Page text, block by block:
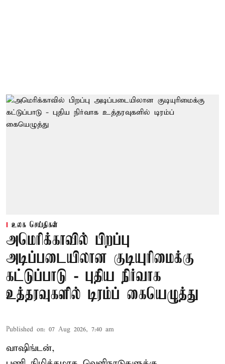
உலக செய்திகள்
அமெரிக்காவில் பிறப்பு
அடிப்படையிலான குடியுரிமைக்கு
கட்டுப்பாடு - புதிய நிர்வாக
உத்தரவுகளில் டிரம்ப் கையெழுத்து
Published on: 07 Aug 2026, 7:40 am
வாஷிங்டன்,